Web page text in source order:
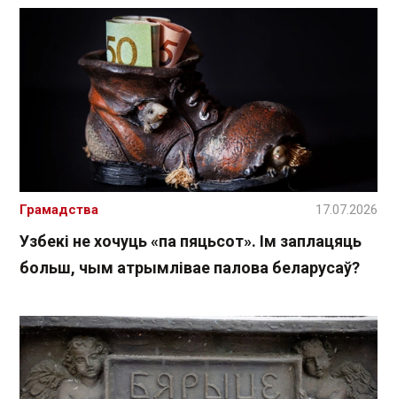
Узбекі не хочуць «па пяцьсот». Ім заплацяць
больш, чым атрымлівае палова беларусаў?
Грамадства 17.07.2026